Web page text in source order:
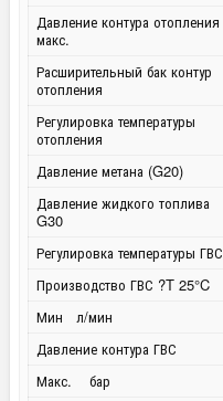
Давление контура отопления
макс.
Расширительный бак контур
отопления
Регулировка температуры
отопления
Давление метана (G20)
Давление жидкого топлива
G30
Регулировка температуры ГВС
Производство ГВС ?T 25°C
Мин л/мин
Давление контура ГВС
Макс. бар